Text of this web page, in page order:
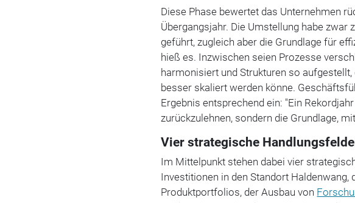
Diese Phase bewertet das Unternehmen
Übergangsjahr. Die Umstellung habe zwar
geführt, zugleich aber die Grundlage für
hieß es. Inzwischen seien Prozesse
harmonisiert und Strukturen so
besser skaliert werden könne.
Ergebnis entsprechend ein: "Ein
zurückzulehnen, sondern die Grundlage,
Vier strategische
Im Mittelpunkt stehen dabei vier
Investitionen in den Standort Haldenwang,
Produktportfolios, der Ausbau von